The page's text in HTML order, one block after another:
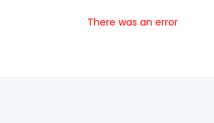
There was an error